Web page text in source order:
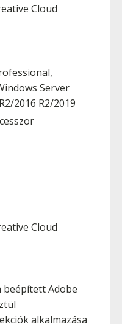
Cloud
Server
2016 R2/2019
Cloud
beépített Adobe
alkalmazása